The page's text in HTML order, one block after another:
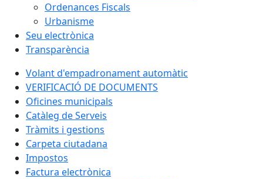
Ordenances Fiscals
Urbanisme
Seu electrònica
Transparència
Volant d'empadronament automàtic
VERIFICACIÓ DE DOCUMENTS
Oficines municipals
Catàleg de Serveis
Tràmits i gestions
Carpeta ciutadana
Impostos
Factura electrònica